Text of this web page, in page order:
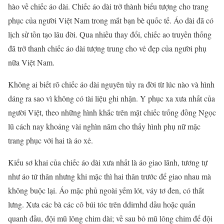
hào về chiếc áo dài. Chiếc áo dài trở thành biểu tượng cho trang
phục của người Việt Nam trong mắt bạn bè quốc tế. Áo dài đã có
lịch sử tồn tạo lâu đời. Qua nhiều thay đổi, chiếc ao truyền thống
đã trở thanh chiếc áo dài tượng trung cho vẻ đẹp của người phụ
nữa Việt Nam.
Không ai biết rõ chiếc áo dài nguyên tủy ra đời từ lúc nào và hình
dáng ra sao vì không có tài liệu ghi nhận. Y phục xa xưa nhất của
người Việt, theo những hình khắc trên mặt chiếc trống đồng Ngọc
lũ cách nay khoảng vài nghìn năm cho thấy hình phụ nữ mặc
trang phục với hai tà áo xẻ.
Kiểu sơ khai của chiếc áo dài xưa nhất là áo giao lãnh, tương tự
như áo tứ thân nhưng khi mặc thì hai thân trước để giao nhau mà
không buộc lại. Áo mặc phủ ngoài yếm lót, váy tơ đen, có thắt
lưng. Xưa các bà các cô búi tóc trên ddirnhd dầu hoặc quấn
quanh đầu, đội mũ lông chim dài; về sau bỏ mũ lông chim để đội